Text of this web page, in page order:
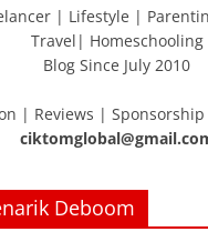
| Lifestyle |
Travel| Homeschooling
Blog Since July 2010
| Reviews |
Deboom